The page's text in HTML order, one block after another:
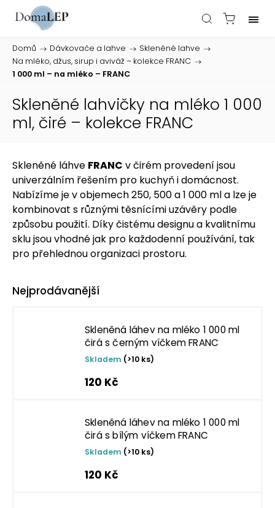
Domů / Dávkovače a lahve / Skleněné lahve /
Na mléko, džus, sirup i aviváž – kolekce FRANC /
1 000 ml – na mléko – FRANC
Skleněné lahvičky na mléko 1 000
ml, čiré – kolekce FRANC
Skleněné láhve FRANC v čirém provedení jsou
univerzálním řešením pro kuchyň i domácnost.
Nabízíme je v objemech 250, 500 a 1 000 ml a lze je
kombinovat s různými těsnícími uzávěry podle
způsobu použití. Díky čistému designu a kvalitnímu
sklu jsou vhodné jak pro každodenní používání, tak
pro přehlednou organizaci prostoru.
Nejprodávanější
Skleněná láhev na mléko 1 000 ml
čirá s černým víčkem FRANC
Skladem (>10 ks)
120 Kč
Skleněná láhev na mléko 1 000 ml
čirá s bílým víčkem FRANC
Skladem (>10 ks)
120 Kč